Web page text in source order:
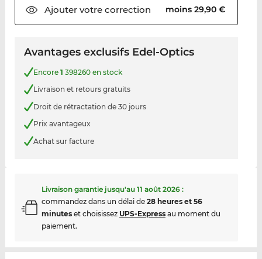
Ajouter votrecorrection moins 29,90 €
Avantages exclusifs Edel-Optics
Encore 1 398260 en stock
Livraison et retours gratuits
Droit de rétractation de 30 jours
Prix avantageux
Achat sur facture
Livraison garantie jusqu'au 11 août 2026:
commandez dans un délai de 28 heures et 56
minuteset choisissez UPS-Expressau moment du
paiement.